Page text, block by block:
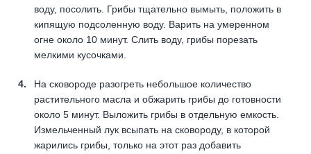
воду, посолить. Грибы тщательно вымыть, положить в
кипящую подсоленную воду. Варить на умеренном
огне около 10 минут. Слить воду, грибы порезать
мелкими кусочками.
На сковороде разогреть небольшое количество
растительного масла и обжарить грибы до готовности
около 5 минут. Выложить грибы в отдельную емкость.
Измельченный лук всыпать на сковороду, в которой
жарились грибы, только на этот раз добавить